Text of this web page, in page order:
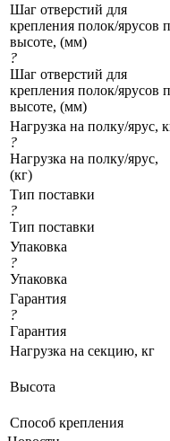
Шаг отверстий для
крепления полок/ярусов
высоте, (мм)
?
Шаг отверстий для
крепления полок/ярусов
высоте, (мм)
Нагрузка на полку/ярус,
?
Нагрузка на полку/ярус,
(кг)
Тип поставки
?
Тип поставки
Упаковка
?
Упаковка
Гарантия
?
Гарантия
Нагрузка на секцию, кг
Высота
Cпособ крепления